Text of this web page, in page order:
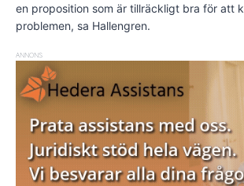
en proposition som är tillräckligt bra för att
problemen, sa Hallengren.
ANNONS